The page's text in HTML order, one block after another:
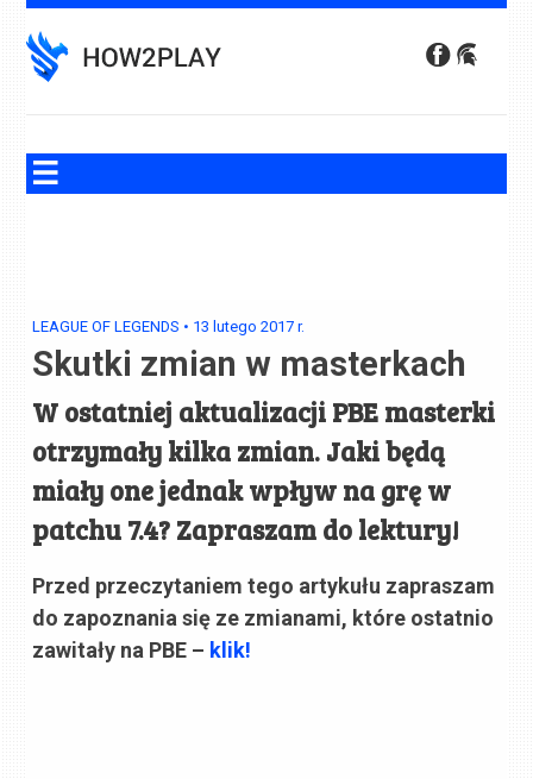
to
content
LEAGUE OF LEGENDS • 13 lutego 2017 r.
Skutki zmian w masterkach
W ostatniej aktualizacji PBE masterki
otrzymały kilka zmian. Jaki będą
miały one jednak wpływ na grę w
patchu 7.4? Zapraszam do lektury!
Przed przeczytaniem tego artykułu zapraszam
do zapoznania się ze zmianami, które ostatnio
zawitały na PBE – klik!